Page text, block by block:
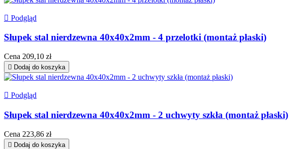
 Podgląd
Słupek stal nierdzewna 40x40x2mm - 4 przelotki (montaż płaski)
Cena 209,10 zł
 Dodaj do koszyka
 Podgląd
Słupek stal nierdzewna 40x40x2mm - 2 uchwyty szkła (montaż płaski)
Cena 223,86 zł
 Dodaj do koszyka